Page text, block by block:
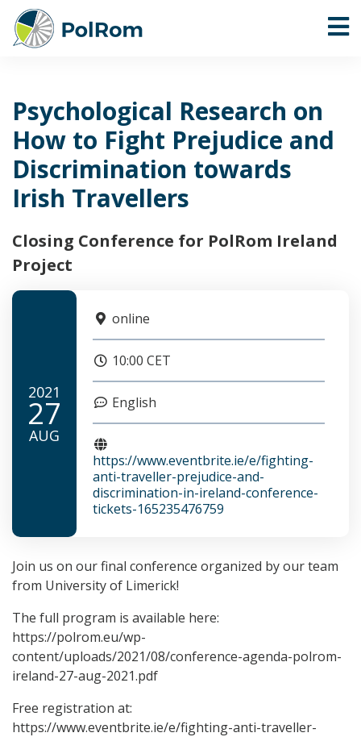
Psychological Research on
How to Fight Prejudice and
Discrimination towards
Irish Travellers
Closing Conference for PolRom Ireland
Project
2021
27
AUG
online
10:00 CET
English
https://www.eventbrite.ie/e/fighting-
anti-traveller-prejudice-and-
discrimination-in-ireland-conference-
tickets-165235476759
Join us on our final conference organized by our team
from University of Limerick!
The full program is available here:
https://polrom.eu/wp-
content/uploads/2021/08/conference-agenda-polrom-
ireland-27-aug-2021.pdf
Free registration at:
https://www.eventbrite.ie/e/fighting-anti-traveller-